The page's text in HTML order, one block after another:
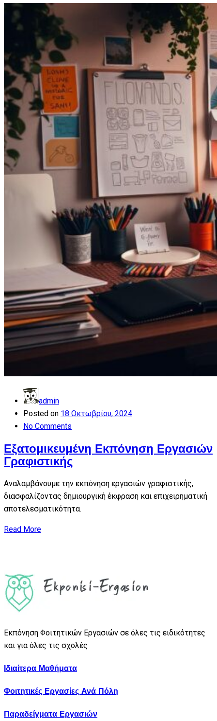
admin
Posted on 18 Οκτωβρίου, 2024
No Comments
Εξατομικευμένη Εκπόνηση Εργασιών
Γραφιστικής
Αναλαμβάνουμε την εκπόνηση εργασιών γραφιστικής,
διασφαλίζοντας δημιουργική έκφραση και επιχειρηματική
αποτελεσματικότητα.
Read More
Εκπόνηση Φοιτητικών Εργασιών σε όλες τις ειδικότητες
και για όλες τις σχολές
Ιδιαίτερα Μαθήματα
Φοιτητικές Εργασίες Ανά Πόλη
Παραδείγματα Εργασιών